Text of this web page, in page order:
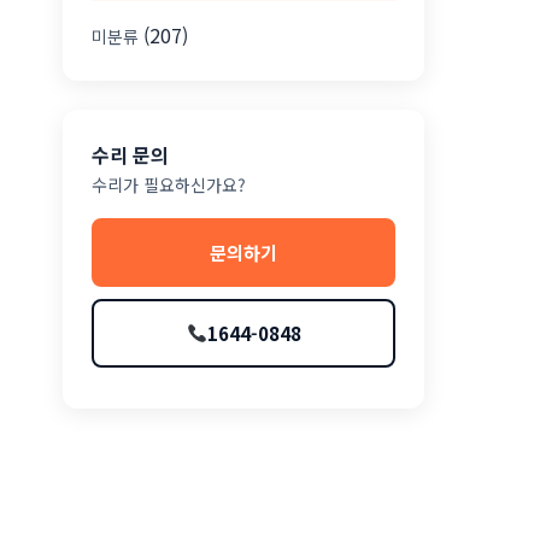
미분류 (207)
수리 문의
수리가 필요하신가요?
문의하기
1644-0848